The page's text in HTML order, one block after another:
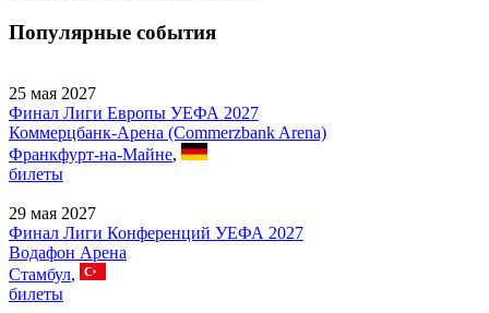
Популярные события
25 мая 2027
Финал Лиги Европы УЕФА 2027
Коммерцбанк-Арена (Commerzbank Arena)
Франкфурт-на-Майне,
билеты
29 мая 2027
Финал Лиги Конференций УЕФА 2027
Водафон Арена
Стамбул,
билеты